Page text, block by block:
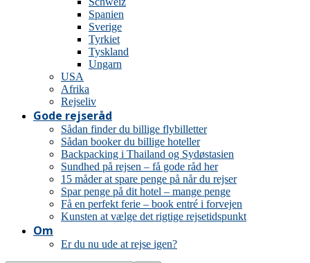
Spanien
Sverige
Tyrkiet
Tyskland
Ungarn
USA
Afrika
Rejseliv
Gode rejseråd
Sådan finder du billige flybilletter
Sådan booker du billige hoteller
Backpacking i Thailand og Sydøstasien
Sundhed på rejsen – få gode råd her
15 måder at spare penge på når du rejser
Spar penge på dit hotel – mange penge
Få en perfekt ferie – book entré i forvejen
Kunsten at vælge det rigtige rejsetidspunkt
Om
Er du nu ude at rejse igen?